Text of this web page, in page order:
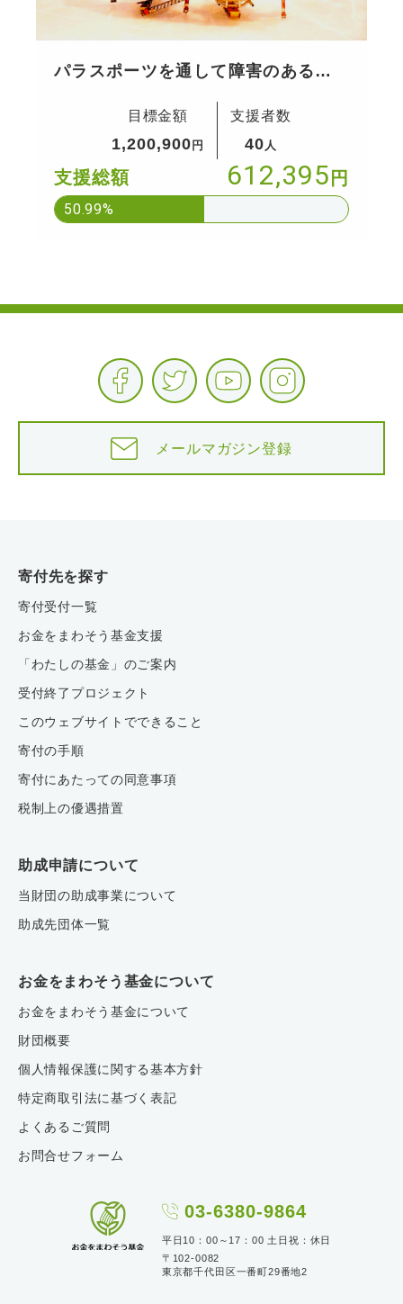
パラスポーツを通して障害のある子
目標金額
1,200,900 円
支援者数
40人
支援総額 612,395 円
50.99%
メールマガジン登録
寄付先を探す
寄付受付一覧
お金をまわそう基金支援
「わたしの基金」のご案内
受付終了プロジェクト
このウェブサイトでできること
寄付の手順
寄付にあたっての同意事項
税制上の優遇措置
助成申請について
当財団の助成事業について
助成先団体一覧
お金をまわそう基金について
お金をまわそう基金について
財団概要
個人情報保護に関する基本方針
特定商取引法に基づく表記
よくあるご質問
お問合せフォーム
03-6380-9864
平日10：00～17：00 土日祝：休日
〒102-0082
東京都千代田区一番町29番地2